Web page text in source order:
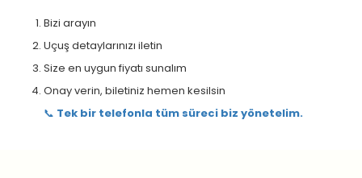
Bizi arayın
Uçuş detaylarınızı iletin
Size en uygun fiyatı sunalım
Onay verin, biletiniz hemen kesilsin
📞 Tek bir telefonla tüm süreci biz yönetelim.